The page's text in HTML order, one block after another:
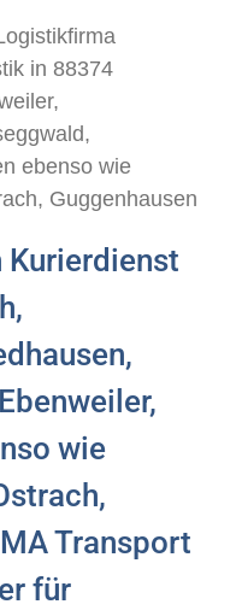
in 88374
ebenso wie
Guggenhausen
Kurierdienst
wie
Transport
für